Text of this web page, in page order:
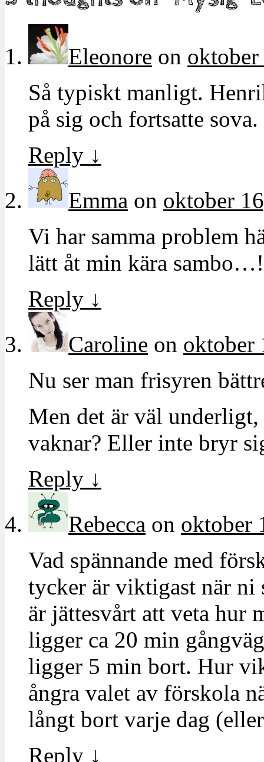
Eleonore on
Så typiskt manligt.
på sig och fortsatte sova.
Reply ↓
Emma on oktober
Vi har samma problem
lätt åt min kära sambo…!
Reply ↓
Caroline on oktober
Nu ser man frisyren
Men det är väl
vaknar? Eller inte bryr
Reply ↓
Rebecca on oktober
Vad spännande med
tycker är viktigast när ni
är jättesvårt att veta hur
ligger ca 20 min
ligger 5 min bort. Hur
ångra valet av förskola
långt bort varje dag
Reply ↓